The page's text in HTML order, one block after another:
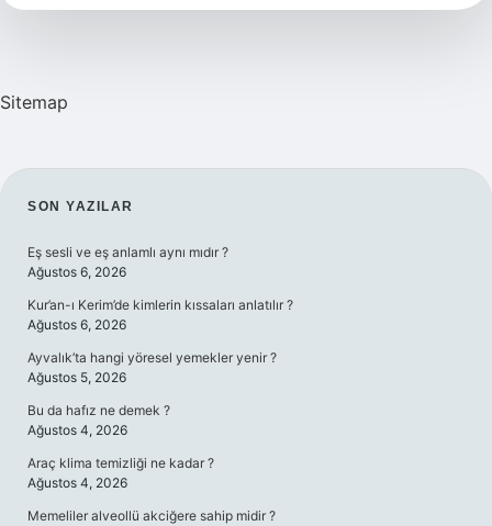
Denir
Sitemap
SIDEBAR
SON YAZILAR
Eş sesli ve eş anlamlı aynı mıdır ?
Ağustos 6, 2026
Kur’an-ı Kerim’de kimlerin kıssaları anlatılır ?
Ağustos 6, 2026
Ayvalık’ta hangi yöresel yemekler yenir ?
Ağustos 5, 2026
Bu da hafız ne demek ?
Ağustos 4, 2026
Araç klima temizliği ne kadar ?
Ağustos 4, 2026
Memeliler alveollü akciğere sahip midir ?